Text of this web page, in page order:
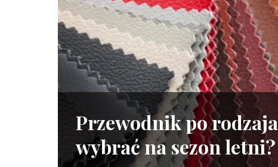
Przewodnik po
wybrać na sezon letni?